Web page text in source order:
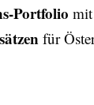
Portfolio mit
für